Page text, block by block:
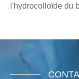
l'hydrocolloïde du